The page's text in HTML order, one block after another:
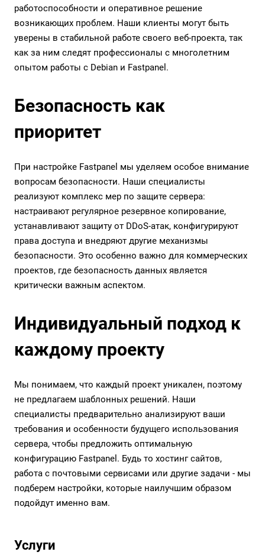
работоспособности и оперативное решение
возникающих проблем. Наши клиенты могут быть
уверены в стабильной работе своего веб-проекта, так
как за ним следят профессионалы с многолетним
опытом работы с Debian и Fastpanel.
Безопасность как
приоритет
При настройке Fastpanel мы уделяем особое внимание
вопросам безопасности. Наши специалисты
реализуют комплекс мер по защите сервера:
настраивают регулярное резервное копирование,
устанавливают защиту от DDoS-атак, конфигурируют
права доступа и внедряют другие механизмы
безопасности. Это особенно важно для коммерческих
проектов, где безопасность данных является
критически важным аспектом.
Индивидуальный подход к
каждому проекту
Мы понимаем, что каждый проект уникален, поэтому
не предлагаем шаблонных решений. Наши
специалисты предварительно анализируют ваши
требования и особенности будущего использования
сервера, чтобы предложить оптимальную
конфигурацию Fastpanel. Будь то хостинг сайтов,
работа с почтовыми сервисами или другие задачи - мы
подберем настройки, которые наилучшим образом
подойдут именно вам.
Услуги